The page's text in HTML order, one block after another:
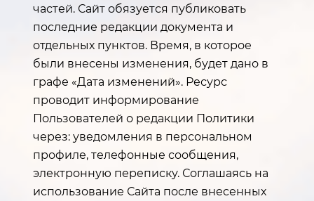
частей. Сайт обязуется публиковать
последние редакции документа и
отдельных пунктов. Время, в которое
были внесены изменения, будет дано в
графе «Дата изменений». Ресурс
проводит информирование
Пользователей о редакции Политики
через: уведомления в персональном
профиле, телефонные сообщения,
электронную переписку. Соглашаясь на
использование Сайта после внесенных